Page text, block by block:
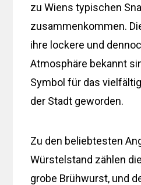
zu Wiens typischen
zusammenkommen.
ihre lockere und
Atmosphäre bekannt
Symbol für das
der Stadt geworden.
Zu den beliebtesten
Würstelstand zählen
grobe Brühwurst, und